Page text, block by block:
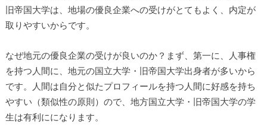
旧帝国大学は、地場の優良企業への受けがとてもよく、内定が
取りやすいからです。
なぜ地元の優良企業の受けが良いのか？まず、第一に、人事権
を持つ人間に、地元の国立大学・旧帝国大学出身者が多いから
です。人間は自分と似たプロフィールを持つ人間に好感を持ち
やすい（類似性の原則）ので、地方国立大学・旧帝国大学の学
生は有利にになります。